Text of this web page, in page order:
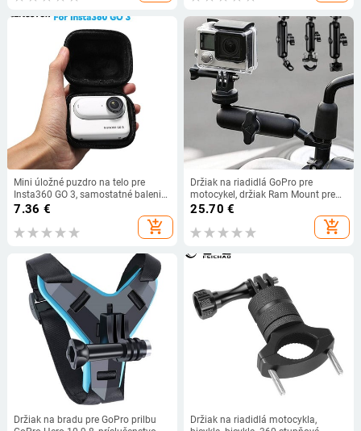
Mini úložné puzdro na telo pre
Insta360 GO 3, samostatné balenie,
ochranný box pre príslušenstvo k
fotoaparátom Insta360 Go 3
7.36 €
add_shopping_cart
Držiak na riadidlá GoPro pre
motocykel, držiak Ram Mount pre
motocykel GoPro, držiak na bicykel,
držiak na športovú kameru, držiak
GoPro Moto
25.70 €
add_shopping_cart
Držiak na bradu pre GoPro prilbu
Držiak na riadidlá motocykla,